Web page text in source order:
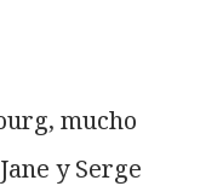
mucho
y Serge